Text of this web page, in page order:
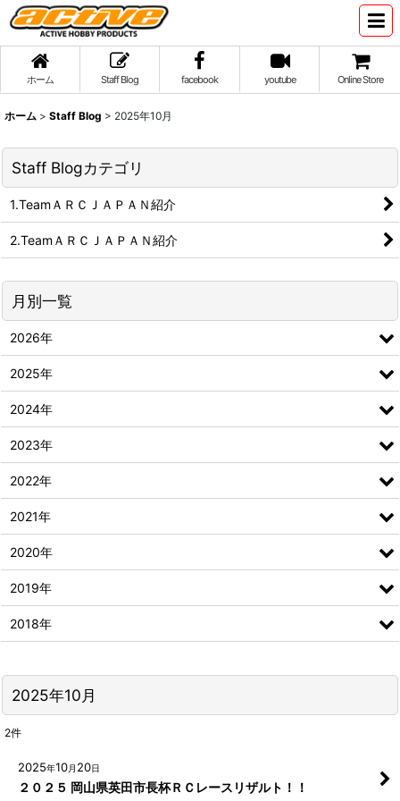
ホーム Staff Blog facebook youtube Online Store
ホーム > Staff Blog > 2025年10月
2025年10月
2件
2025年10月 20日
２０２５ 岡山県英田市長杯ＲＣレースリザルト！！
Staff Blogカテゴリ
1.TeamＡＲＣＪＡＰＡＮ紹介
2.TeamＡＲＣＪＡＰＡＮ紹介
月別一覧
2026年
2025年
2024年
2023年
2022年
2021年
2020年
2019年
2018年